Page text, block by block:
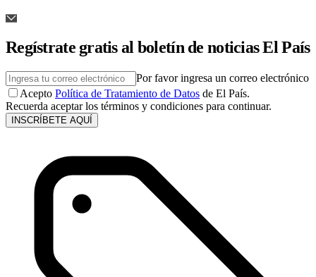
Regístrate gratis al boletín de noticias El País
Por favor ingresa un correo electrónico
Acepto Política de Tratamiento de Datos de El País.
Recuerda aceptar los términos y condiciones para continuar.
INSCRÍBETE AQUÍ